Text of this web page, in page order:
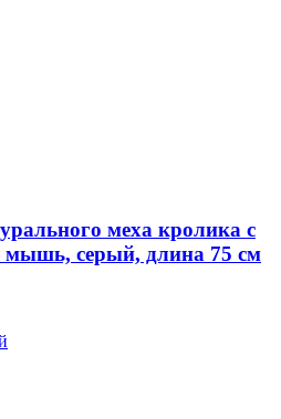
меха кролика с
серый, длина 75 см